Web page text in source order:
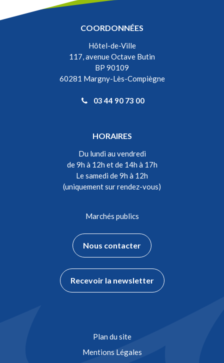
COORDONNÉES
Hôtel-de-Ville
117, avenue Octave Butin
BP 90109
60281 Margny-Lès-Compiègne
03 44 90 73 00
HORAIRES
Du lundi au vendredi
de 9h à 12h et de 14h à 17h
Le samedi de 9h à 12h
(uniquement sur rendez-vous)
Marchés publics
Nous contacter
Recevoir la newsletter
Plan du site
Mentions Légales